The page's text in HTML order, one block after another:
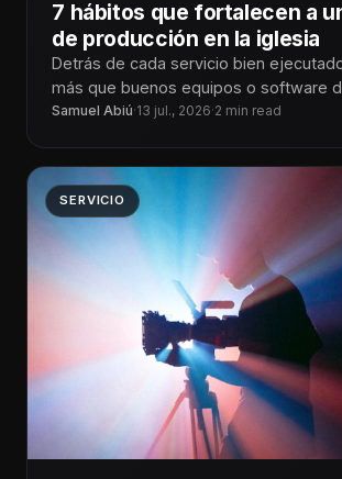
7 hábitos que fortalecen a
de producción en la iglesia
Detrás de cada servicio bien
más que buenos equipos o software
generación. Lo que realmente
Samuel Abiú·13 jul., 2026·2 min read
SERVICIO